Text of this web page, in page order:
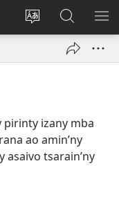
Hiova
Hiditra
(manokatra
ato
Amin’ny
pirinty izany mba
ao amin’ny
asaivo tsarain’ny